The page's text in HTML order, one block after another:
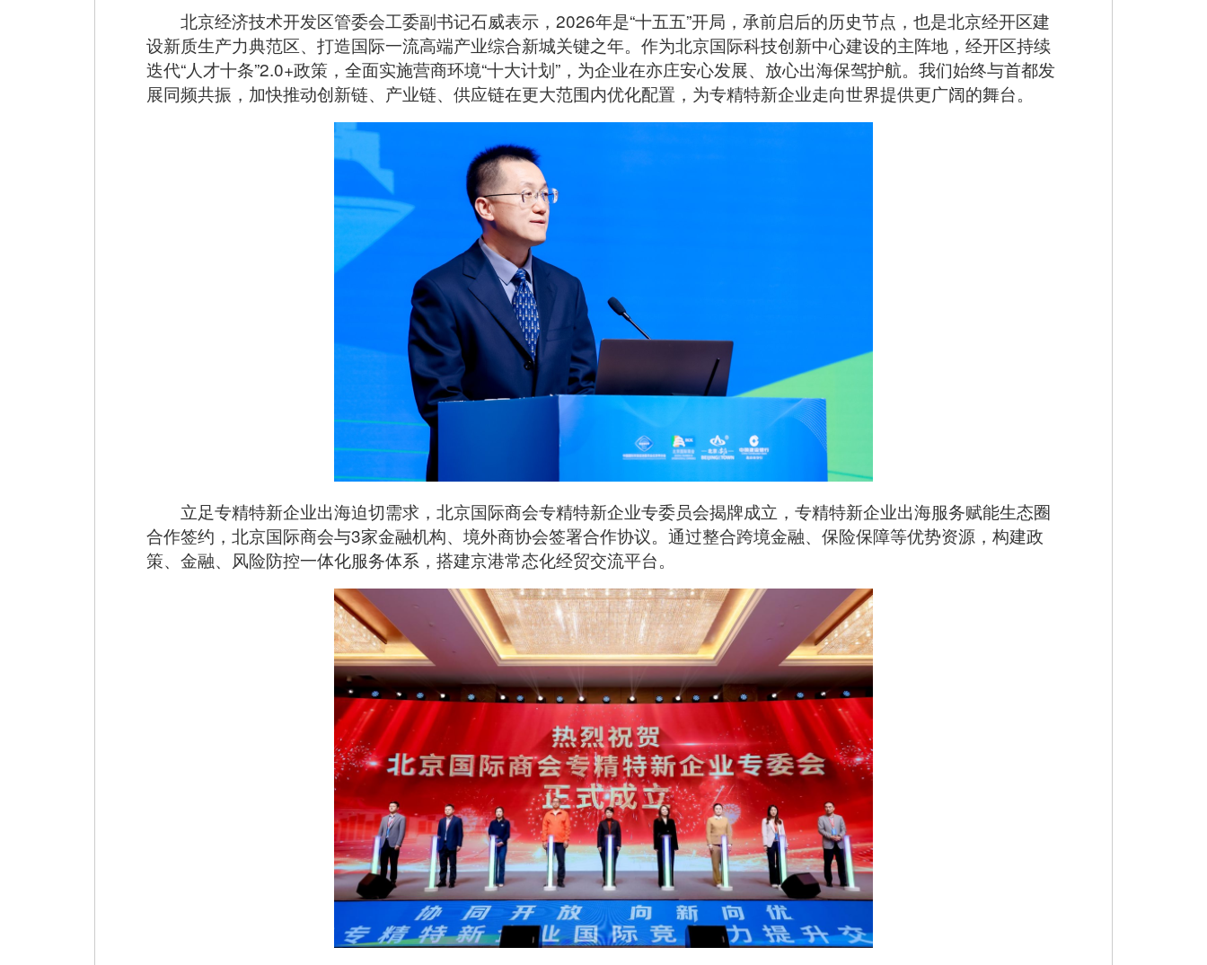
北京经济技术开发区管委会工委副书记石威表示，2026年是“十五五”开局，承前启后的历史节点，也是北京经开区建
设新质生产力典范区、打造国际一流高端产业综合新城关键之年。作为北京国际科技创新中心建设的主阵地，经开区持续
迭代“人才十条”2.0+政策，全面实施营商环境“十大计划”，为企业在亦庄安心发展、放心出海保驾护航。我们始终与首都发
展同频共振，加快推动创新链、产业链、供应链在更大范围内优化配置，为专精特新企业走向世界提供更广阔的舞台。
立足专精特新企业出海迫切需求，北京国际商会专精特新企业专委员会揭牌成立，专精特新企业出海服务赋能生态圈
合作签约，北京国际商会与3家金融机构、境外商协会签署合作协议。通过整合跨境金融、保险保障等优势资源，构建政
策、金融、风险防控一体化服务体系，搭建京港常态化经贸交流平台。